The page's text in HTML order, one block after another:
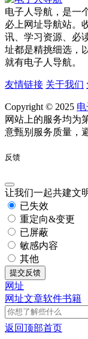
电子人导航，是一
必上网址导航站。
讯、学习资源、必
址都是精挑细选，
就有电子人导航。
友情链接 关于我们
Copyright © 2025
网站上的服务均为
意甄别服务质量，
反馈
让我们一起共建文
已失效
重定向&变更
已屏蔽
敏感内容
其他
提交反馈
网址
网址文章软件书籍
返回顶部首页